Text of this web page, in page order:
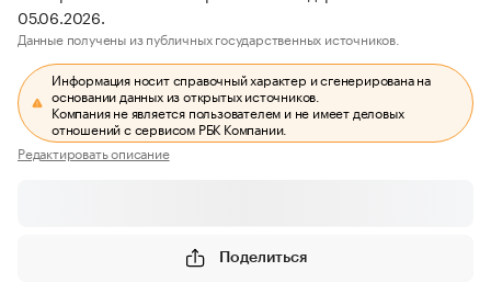
05.06.2026.
Данные получены из публичных государственных источников.
Информация носит справочный характер и сгенерирована на
основании данных из открытых источников.
Компания не является пользователем и не имеет деловых
отношений с сервисом РБК Компании.
Редактировать описание
Поделиться